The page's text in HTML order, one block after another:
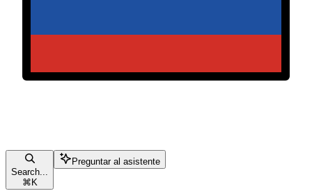
Search...
⌘ K
Preguntar al asistente